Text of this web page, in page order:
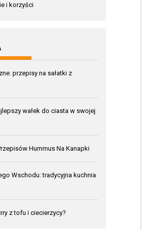
i korzyści
przepisy na sałatki z
wałek do ciasta w swojej
Hummus Na Kanapki
Wschodu: tradycyjna kuchnia
z tofu i ciecierzycy?